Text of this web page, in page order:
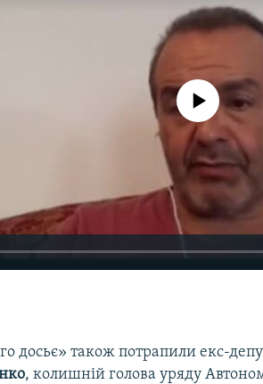
No media source currently
досьє» також потрапили екс-
, колишній голова уряду